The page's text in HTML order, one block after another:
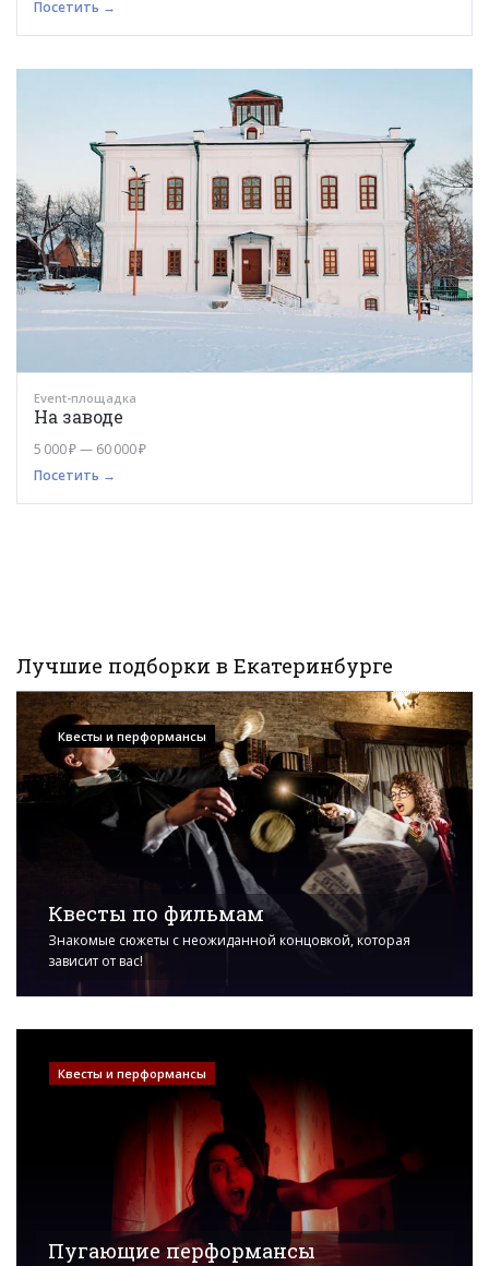
Посетить →
Event-площадка
На заводе
5 000 ₽ — 60 000 ₽
Посетить →
Лучшие подборки в Екатеринбурге
Квесты и перформансы
Квесты по фильмам
Знакомые сюжеты с неожиданной концовкой, которая
зависит от вас!
Квесты и перформансы
Пугающие перформансы